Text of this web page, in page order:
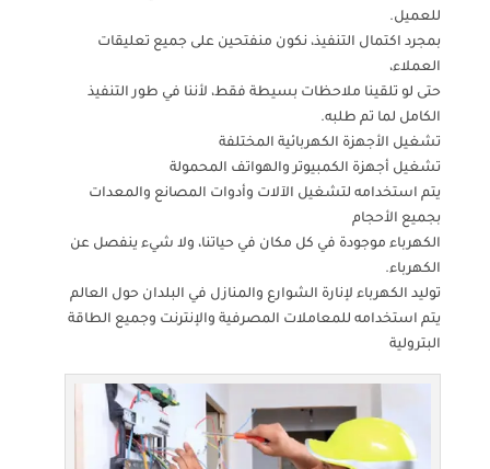
للعميل.
بمجرد اكتمال التنفيذ، نكون منفتحين على جميع تعليقات
العملاء،
حتى لو تلقينا ملاحظات بسيطة فقط، لأننا في طور التنفيذ
الكامل لما تم طلبه.
تشغيل الأجهزة الكهربائية المختلفة
تشغيل أجهزة الكمبيوتر والهواتف المحمولة
يتم استخدامه لتشغيل الآلات وأدوات المصانع والمعدات
بجميع الأحجام
الكهرباء موجودة في كل مكان في حياتنا، ولا شيء ينفصل عن
الكهرباء.
توليد الكهرباء لإنارة الشوارع والمنازل في البلدان حول العالم
يتم استخدامه للمعاملات المصرفية والإنترنت وجميع الطاقة
البترولية